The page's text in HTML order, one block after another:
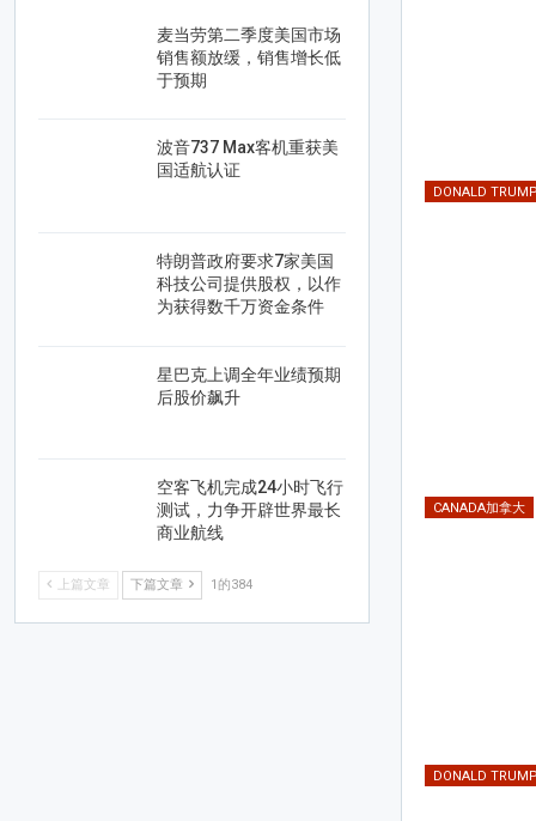
DONALD
CANADA加拿大
DONALD
麦当劳第二季度美国市场
销售额放缓，销售增长低
于预期
波音737 Max客机重获美
国适航认证
特朗普政府要求7家美国
科技公司提供股权，以作
为获得数千万资金条件
星巴克上调全年业绩预期
后股价飙升
空客飞机完成24小时飞行
测试，力争开辟世界最长
商业航线
上篇文章 下篇文章 1的384